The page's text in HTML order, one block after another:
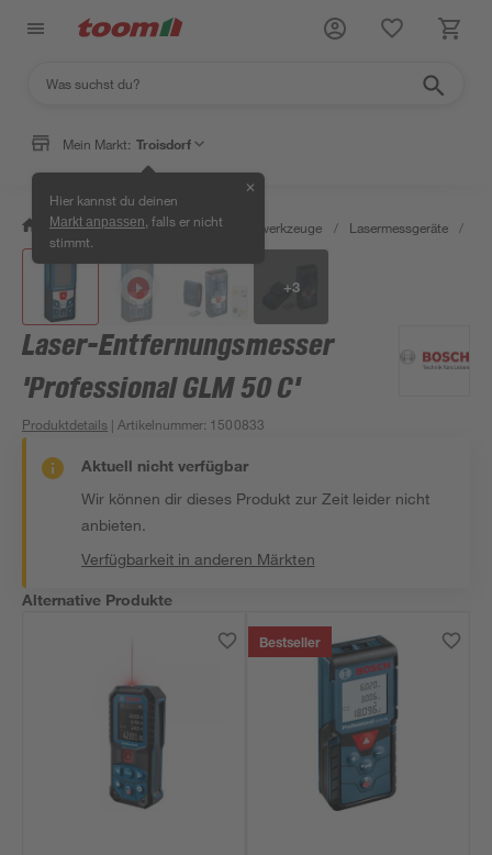
Mein Markt: Troisdorf
Hier kannst du deinen
Markt anpassen , falls er nicht
stimmt.
✕
/ Werkstatt & Maschinen / Messwerkzeuge / Lasermessgeräte /
+3
Laser-Entfernungsmesser
'Professional GLM 50 C'
Produktdetails | Artikelnummer: 1500833
Aktuell nicht verfügbar
Wir können dir dieses Produkt zur Zeit leider nicht
anbieten.
Verfügbarkeit in anderen Märkten
Alternative Produkte
Bestseller